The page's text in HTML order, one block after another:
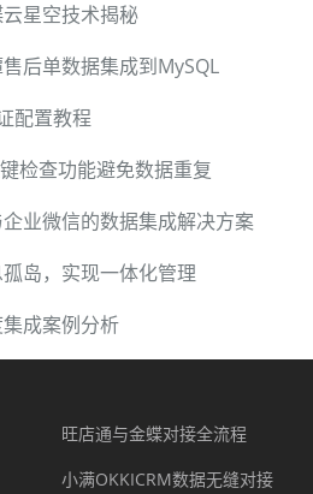
星空技术揭秘
后单数据集成到MySQL
配置教程
检查功能避免数据重复
业微信的数据集成解决方案
岛，实现一体化管理
成案例分析
旺店通与金蝶对接全流程
小满OKKICRM数据无缝对接